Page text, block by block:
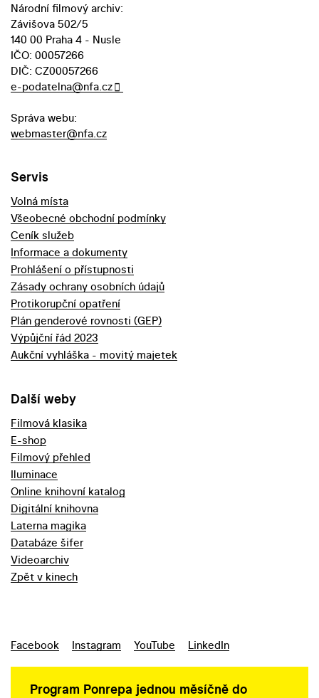
Národní filmový archiv:
Závišova 502/5
140 00 Praha 4 - Nusle
IČO: 00057266
DIČ: CZ00057266
e-podatelna@nfa.cz
Správa webu:
webmaster@nfa.cz
Servis
Volná místa
Všeobecné obchodní podmínky
Ceník služeb
Informace a dokumenty
Prohlášení o přístupnosti
Zásady ochrany osobních údajů
Protikorupční opatření
Plán genderové rovnosti (GEP)
Výpůjční řád 2023
Aukční vyhláška - movitý majetek
Další weby
Filmová klasika
E-shop
Filmový přehled
Iluminace
Online knihovní katalog
Digitální knihovna
Laterna magika
Databáze šifer
Videoarchiv
Zpět v kinech
Facebook Instagram YouTube LinkedIn
Program Ponrepa jednou měsíčně do